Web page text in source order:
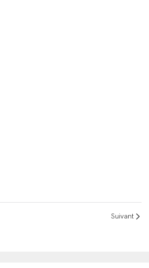
Suivant